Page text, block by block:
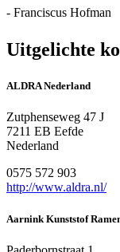
- Franciscus Hofman
Uitgelichte
ALDRA Nederland
Zutphenseweg 47 J
7211 EB Eefde
Nederland
0575 572 903
http://www.aldra.nl/
Aarnink Kunststof